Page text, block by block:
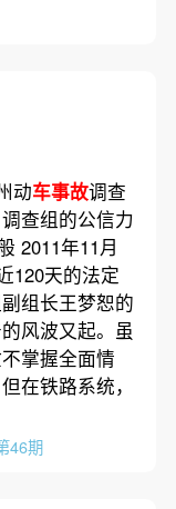
动车事故调查
查组的公信力
2011年11月
120天的法定
组长王梦恕的
风波又起。虽
掌握全面情
在铁路系统，
46期